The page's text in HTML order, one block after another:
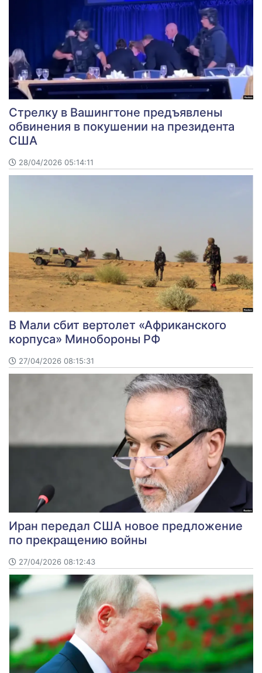
Стрелку в Вашингтоне предъявлены
обвинения в покушении на президента
США
28/04/2026 05:14:11
В Мали сбит вертолет «Африканского
корпуса» Минобороны РФ
27/04/2026 08:15:31
Иран передал США новое предложение
по прекращению войны
27/04/2026 08:12:43